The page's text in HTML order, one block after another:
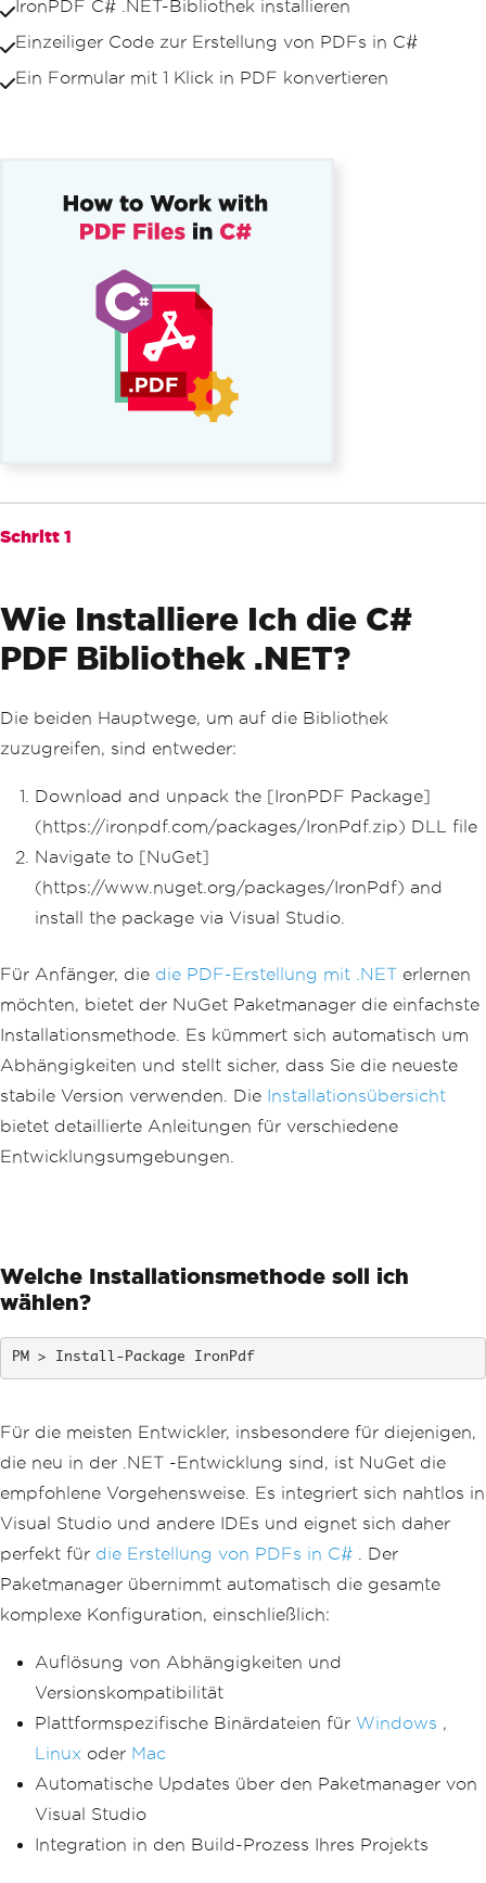
IronPDF C# .NET-Bibliothek installieren
Einzeiliger Code zur Erstellung von PDFs in C#
Ein Formular mit 1 Klick in PDF konvertieren
Schritt 1
Wie Installiere Ich die C#
PDF Bibliothek .NET?
Die beiden Hauptwege, um auf die Bibliothek
zuzugreifen, sind entweder:
Download and unpack the [IronPDF Package]
(https://ironpdf.com/packages/IronPdf.zip) DLL file
Navigate to [NuGet]
(https://www.nuget.org/packages/IronPdf) and
install the package via Visual Studio.
Für Anfänger, die die PDF-Erstellung mit .NET erlernen
möchten, bietet der NuGet Paketmanager die einfachste
Installationsmethode. Es kümmert sich automatisch um
Abhängigkeiten und stellt sicher, dass Sie die neueste
stabile Version verwenden. Die Installationsübersicht
bietet detaillierte Anleitungen für verschiedene
Entwicklungsumgebungen.
Welche Installationsmethode soll ich
wählen?
Install-Package IronPdf
Für die meisten Entwickler, insbesondere für diejenigen,
die neu in der .NET -Entwicklung sind, ist NuGet die
empfohlene Vorgehensweise. Es integriert sich nahtlos in
Visual Studio und andere IDEs und eignet sich daher
perfekt für die Erstellung von PDFs in C# . Der
Paketmanager übernimmt automatisch die gesamte
komplexe Konfiguration, einschließlich:
Auflösung von Abhängigkeiten und
Versionskompatibilität
Plattformspezifische Binärdateien für Windows ,
Linux oder Mac
Automatische Updates über den Paketmanager von
Visual Studio
Integration in den Build-Prozess Ihres Projekts